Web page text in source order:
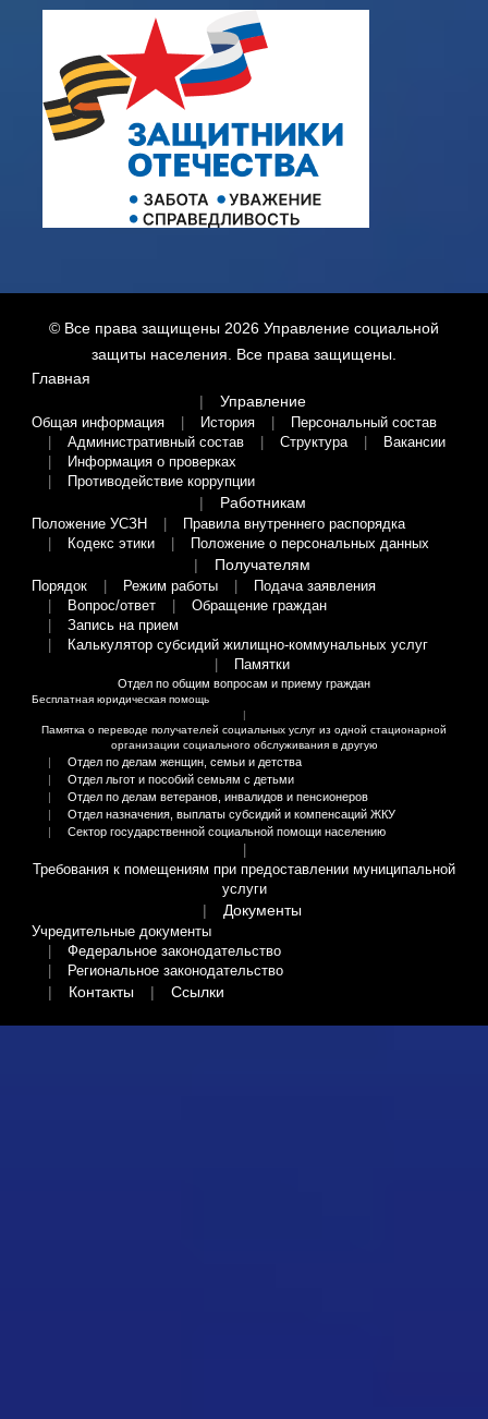
© Все права защищены 2026 Управление социальной
защиты населения. Все права защищены.
Главная
Управление
Общая информация История
Персональный состав
Административный состав
Структура
Вакансии
Информация о проверках
Противодействие коррупции
Работникам
Положение УСЗН
Правила внутреннего распорядка
Кодекс этики
Положение о персональных данных
Получателям
Порядок Режим работы
Подача заявления
Вопрос/ответ
Обращение граждан
Запись на прием
Калькулятор субсидий жилищно-коммунальных услуг
Памятки
Отдел по общим вопросам и приему граждан
Бесплатная юридическая помощь
Памятка о переводе получателей социальных услуг из одной стационарной
организации социального обслуживания в другую
Отдел по делам женщин, семьи и детства
Отдел льгот и пособий семьям с детьми
Отдел по делам ветеранов, инвалидов и пенсионеров
Отдел назначения, выплаты субсидий и компенсаций ЖКУ
Сектор государственной социальной помощи населению
Требования к помещениям при предоставлении муниципальной
услуги
Документы
Учредительные документы
Федеральное законодательство
Региональное законодательство
Контакты Ссылки